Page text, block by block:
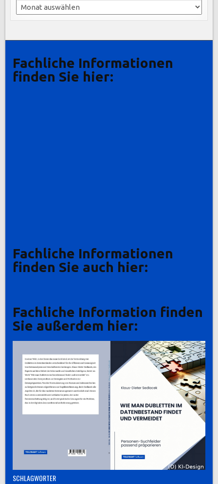
Archiv
Fachliche Informationen
finden Sie hier:
Fachliche Informationen
finden Sie auch hier:
Fachliche Information finden
Sie außerdem hier:
SCHLAGWÖRTER